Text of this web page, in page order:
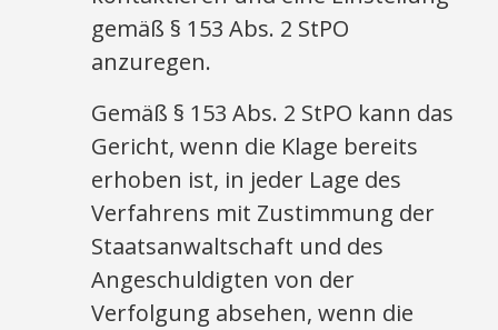
gemäß § 153 Abs. 2 StPO
anzuregen.
Gemäß § 153 Abs. 2 StPO kann das
Gericht, wenn die Klage bereits
erhoben ist, in jeder Lage des
Verfahrens mit Zustimmung der
Staatsanwaltschaft und des
Angeschuldigten von der
Verfolgung absehen, wenn die